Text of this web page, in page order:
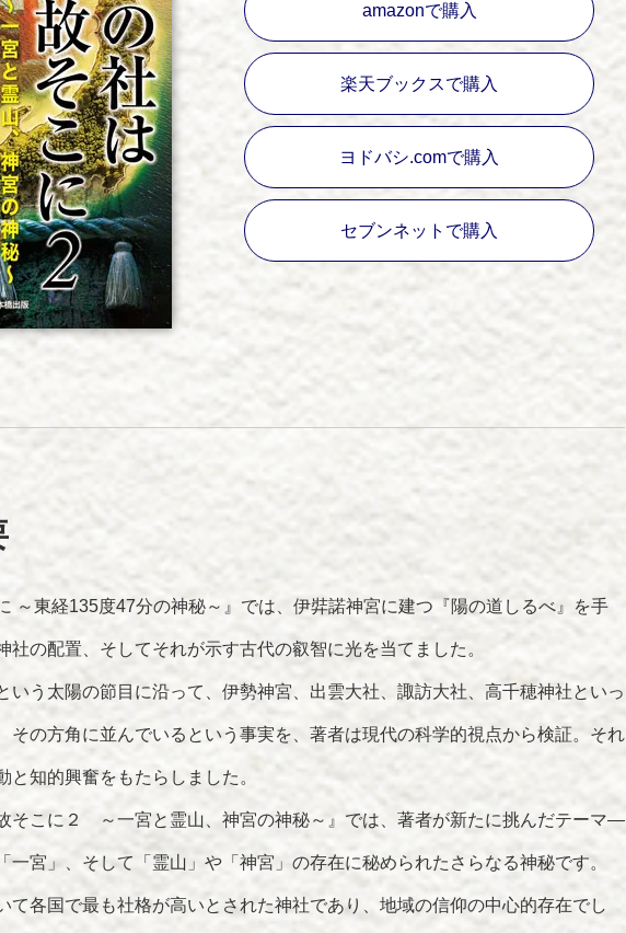
amazonで購入
楽天ブックスで購入
ヨドバシ.comで購入
セブンネットで購入
～東経135度47分の神秘～』では、伊弉諾神宮に建つ『陽の道しるべ』を手
社の配置、そしてそれが示す古代の叡智に光を当てました。
いう太陽の節目に沿って、伊勢神宮、出雲大社、諏訪大社、高千穂神社といっ
その方角に並んでいるという事実を、著者は現代の科学的視点から検証。それ
と知的興奮をもたらしました。
そこに２ ～一宮と霊山、神宮の神秘～』では、著者が新たに挑んだテーマ―
一宮」、そして「霊山」や「神宮」の存在に秘められたさらなる神秘です。
て各国で最も社格が高いとされた神社であり、地域の信仰の中心的存在でし